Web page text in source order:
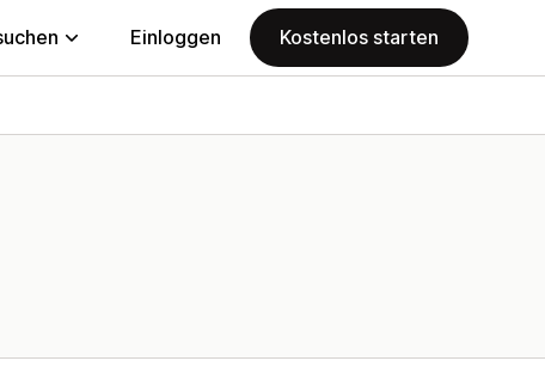
Einloggen Kostenlos starten